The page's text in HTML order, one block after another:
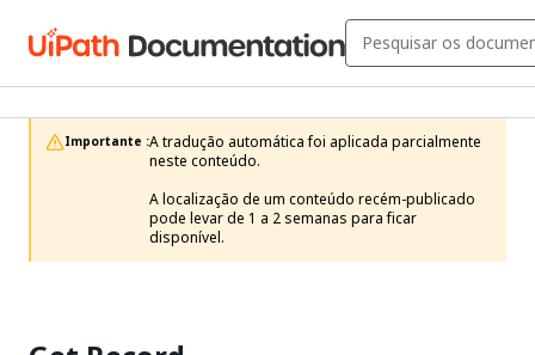
Importante :A tradução automática foi aplicada parcialmente
neste conteúdo.
A localização de um conteúdo recém-publicado
pode levar de 1 a 2 semanas para ficar
disponível.